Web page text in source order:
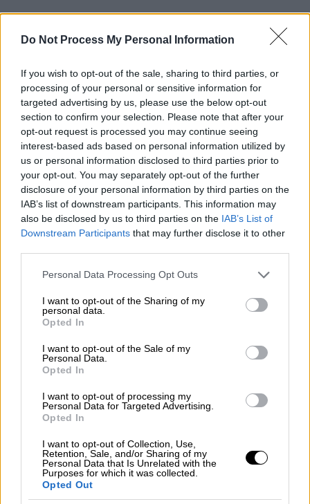
Do Not Process My Personal Information
If you wish to opt-out of the sale, sharing to third parties, or
processing of your personal or sensitive information for
targeted advertising by us, please use the below opt-out
section to confirm your selection. Please note that after your
opt-out request is processed you may continue seeing
interest-based ads based on personal information utilized by
us or personal information disclosed to third parties prior to
your opt-out. You may separately opt-out of the further
disclosure of your personal information by third parties on the
IAB’s list of downstream participants. This information may
also be disclosed by us to third parties on the IAB’s List of
Downstream Participants that may further disclose it to other
Please note that this website/app uses one or more Google
not limited to your visit or usage behaviour. You may click to
grant or deny consent to Google and its third-party tags to
use your data for below specified purposes in below Google
consent section.
Personal Data Processing Opt Outs
I want to opt-out of the Sharing of my
personal data.
Opted In
I want to opt-out of the Sale of my
Personal Data.
Opted In
I want to opt-out of processing my
Personal Data for Targeted Advertising.
Opted In
I want to opt-out of Collection, Use,
Retention, Sale, and/or Sharing of my
Personal Data that Is Unrelated with the
Purposes for which it was collected.
Opted Out
Πρέπει να στραφούμε στην ανάγκη των
ανθρώπων, να ελπίζει ο φτωχός, να σωθεί ο
μικρομεσαίος από το σχέδιο Πισσαρίδη, να
ξαναβρεί χαρά ο συνταξιούχος για να μπορεί
να πάρει ένα δώρο στο εγγόνι τουκαι όχι να
μην μπορεί πληρώσει τα φάρμακα του, να
σουπερμάρκετ να φτάνει τα 25 ευρώ, να
ονειρευτούν ξανά οι νέοι και να μη φεύγουν
από τη χώρα, να σπάσει το μπλόκο των
εμποδίζουν την ζωή χιλιάδων ελλήνων να
έχουμε μία σωστή και γρήγορη δικαιοσύνη
απαλλαγμένη από πολιτικές παρεμβάσεις,
που να μην αρχειοθετεί τα αδιευκρίνιστα, να
προστατεύσουμε την πατρίδα, να γυρίσουν
τα κλεμμένα στο λαό και να αποκτήσουμε
πραγματική τοπική αυτοδιοίκηση. Αυτό το
όραμα εκφωνώ προς Ελληνίδες και τους
Έλληνες, όλους εκτός από φασίστες και